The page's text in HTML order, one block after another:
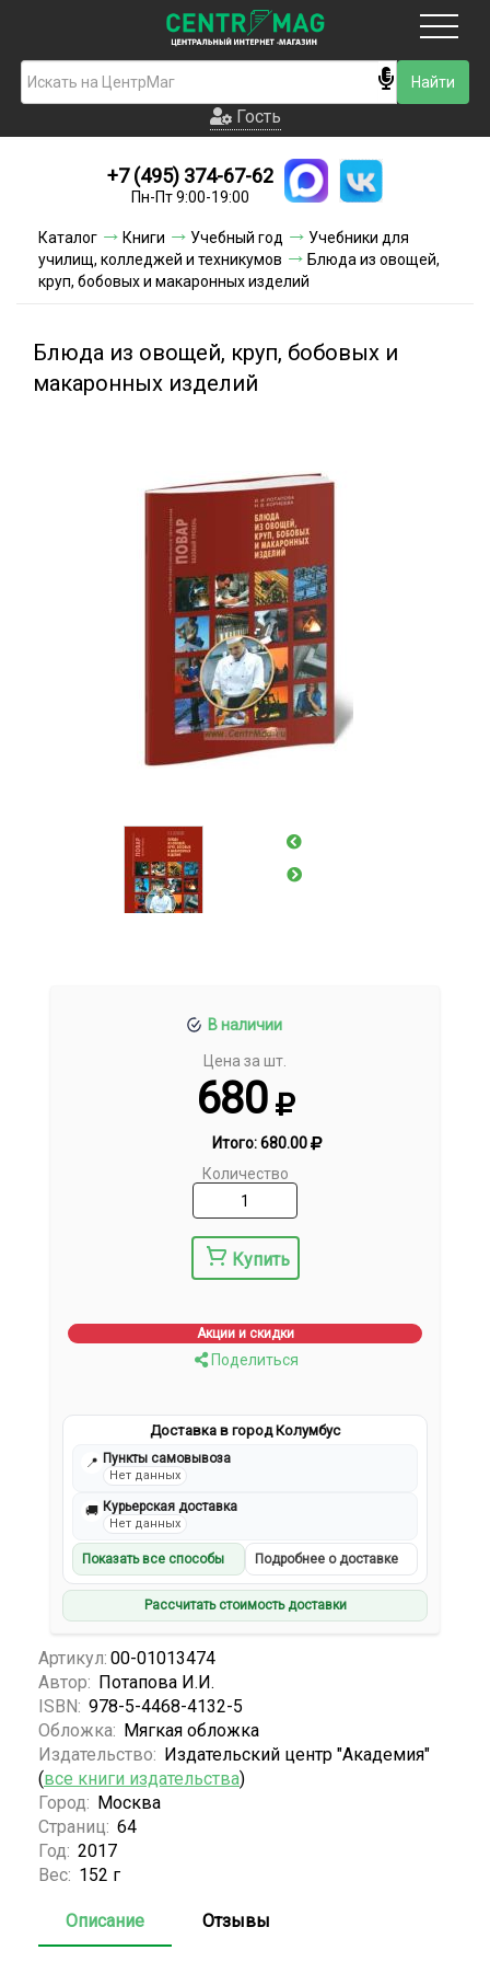
Гость
Новинки
Условия доставки
Условия оплаты
Акции и скидки
Гость
+7 (495) 374-67-62
Пн-Пт 9:00-19:00
Каталог Книги Учебный год
Учебники для
училищ, колледжей и техникумов
Блюда из овощей,
круп, бобовых и макаронных изделий
Блюда из овощей, круп, бобовых и
макаронных изделий
В наличии
Цена за шт.
680
Итого:680.00
Количество
Купить
Акции и скидки
Поделиться
Доставка в город Колумбус
📍 Пункты самовывоза
Нет данных
🚚 Курьерская доставка
Нет данных
Показать все способы Подробнее о доставке
Рассчитать стоимость доставки
Артикул: 00-01013474
Автор: Потапова И.И.
ISBN: 978-5-4468-4132-5
Обложка: Мягкая обложка
Издательство: Издательский центр "Академия"
(все книги издательства)
Город: Москва
Страниц: 64
Год: 2017
Вес: 152 г
Описание Отзывы